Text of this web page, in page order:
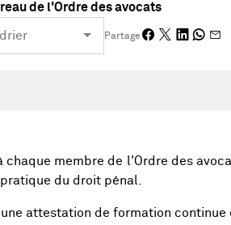
de l'Ordre des avocats
Partage
chaque membre de l'Ordre des
du droit pénal.
attestation de formation continue